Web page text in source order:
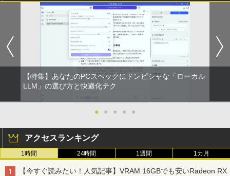
【特集】あなたのPCスペックにドンピシャな「ローカル
LLM」の選び方と快適化テク
● ● ● ● ●
アクセスランキング
1時間 24時間 1週間 1カ月
【今すぐ読みたい！人気記事】VRAM 16GBでも安いRadeon RX